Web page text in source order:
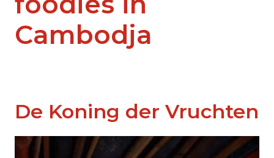
Cambodja
De Koning der Vruchten